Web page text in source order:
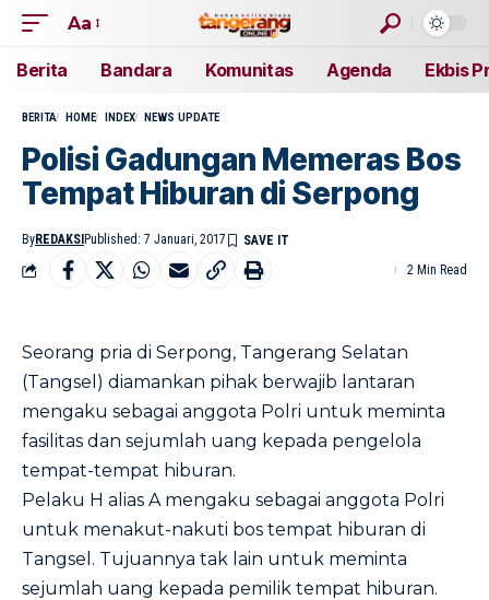
Aa
Berita Bandara Komunitas Agenda Ekbis
BERITA HOME INDEX NEWS UPDATE
Polisi Gadungan Memeras Bos
Tempat Hiburan di Serpong
ByREDAKSI Published: 7 Januari, 2017
2 Min Read
Seorang pria di Serpong, Tangerang Selatan
(Tangsel) diamankan pihak berwajib lantaran
mengaku sebagai anggota Polri untuk meminta
fasilitas dan sejumlah uang kepada pengelola
tempat-tempat hiburan.
Pelaku H alias A mengaku sebagai anggota Polri
untuk menakut-nakuti bos tempat hiburan di
Tangsel. Tujuannya tak lain untuk meminta
sejumlah uang kepada pemilik tempat hiburan.